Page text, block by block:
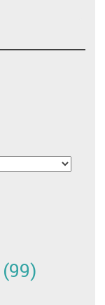
(99)